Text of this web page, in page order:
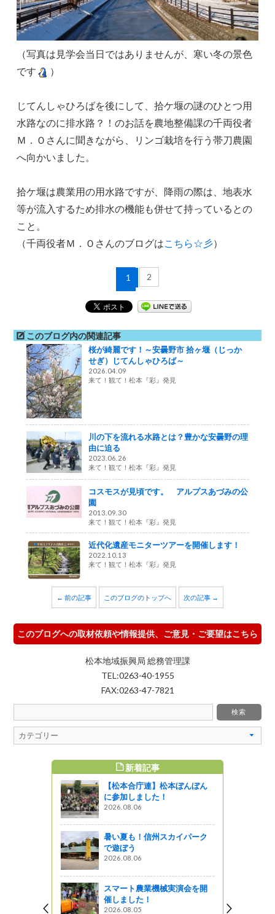
（写真は見学会当日ではありませんが、寒い冬の景色
です
）
じてんしゃひろばを後にして、拾ケ堰の謎のひとつ用
水路なのに排水路？！のお話を農地整備課の千両役者
Ｍ．Ｏさんに聞きながら、リンゴ栽培を行う帯刀農園
へ向かいました。
拾ケ堰は農業用の用水路ですが、降雨の際は、地表水
等が流入するため排水の機能も併せて持っているとの
こと。
（千両役者Ｍ．Ｏさんのブログはこちら☆彡）
1 2
このブログ内の関連記事
桜が綺麗です！～安曇野市 拾ヶ堰（じっか
せぎ）じてんしゃひろば～
2026.04.09
来て！観て！松本『彩』発見
川の下を流れる水路とは？豊かな安曇野の理
由に迫る
2023.06.26
来て！観て！松本『彩』発見
コスモスが見頃です。 アルプスあづみの公
園
2013.09.30
来て！観て！松本『彩』発見
近代化遺産モニターツアーを開催します！
2022.10.13
来て！観て！松本『彩』発見
← 前の記事 このブログのトップへ 次の記事 →
このブログへの取材依頼や情報提供、ご意見・ご要望はこちら
松本地域振興局 総務管理課
TEL:0263-40-1955
FAX:0263-47-7821
新着記事
【松本合庁連】松本ぼんぼん
に参加しました！
2026.08.06
暑い夏も！信州スカイパーク
で遊ぼう
2026.08.06
スマート農業機械実演会を開
催しました！
2026.08.05